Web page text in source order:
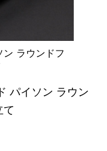
ラウンドフ
パイソン ラウン
て